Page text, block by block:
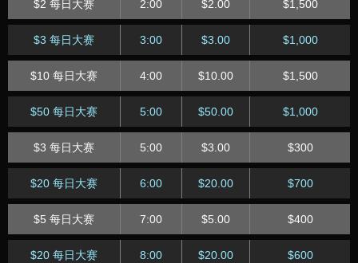
$80 每日急速 16:45 $80.00 $1,500
$20 每日急速 16:45 $20.00 $1,000
$1 每日急速 16:45 $1.00 $200
$50 每日急速 17:45 $50.00 $1,500
$10 每日急速 17:45 $10.00 $1,500
$2 每日急速 17:45 $2 $500
$60 每日急速 18:45 $60.00 $1,500
$2 每日快速 8:15 $2.00 $200
$60 每日快速 9:15 $60.00 $750
$20 每日快速 9:15 $20.00 $500
$1 每日快速 9:15 $1.00 $125
$40 每日快速 10:15 $40.00 $600
$2 每日快速 10:15 $2.00 $150
$20 每日快速 11:15 $20.00 $400
$2 每日大赛 2:00 $2.00 $1,500
$3 每日大赛 3:00 $3.00 $1,000
$10 每日大赛 4:00 $10.00 $1,500
$50 每日大赛 5:00 $50.00 $1,000
$3 每日大赛 5:00 $3.00 $300
$20 每日大赛 6:00 $20.00 $700
$5 每日大赛 7:00 $5.00 $400
$20 每日大赛 8:00 $20.00 $600